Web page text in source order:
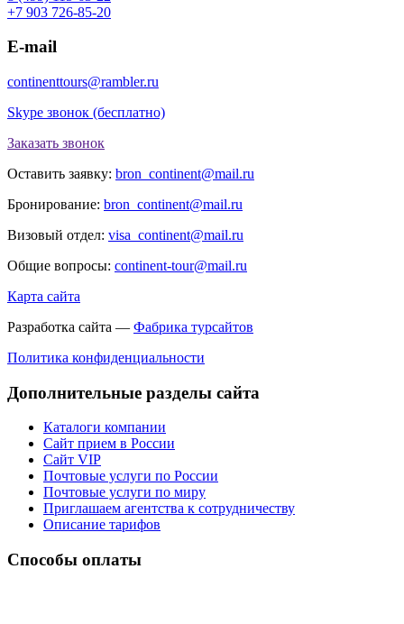
+7 903 726-85-20
E-mail
continenttours@rambler.ru
Skype звонок (бесплатно)
Заказать звонок
Оставить заявку: bron_continent@mail.ru
Бронирование: bron_continent@mail.ru
Визовый отдел: visa_continent@mail.ru
Общие вопросы: continent-tour@mail.ru
Карта сайта
Разработка сайта — Фабрика турсайтов
Политика конфиденциальности
Дополнительные разделы сайта
Каталоги компании
Сайт прием в России
Сайт VIP
Почтовые услуги по России
Почтовые услуги по миру
Приглашаем агентства к сотрудничеству
Описание тарифов
Способы оплаты